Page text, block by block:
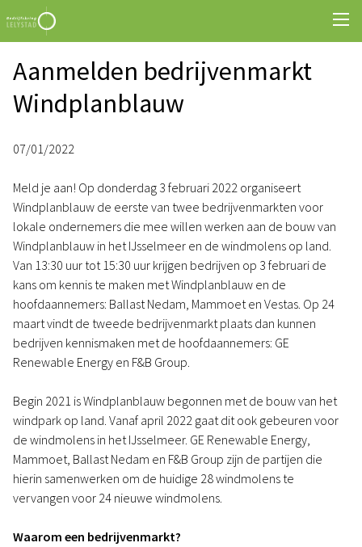
Aanmelden bedrijvenmarkt
Windplanblauw
07/01/2022
Meld je aan! Op donderdag 3 februari 2022 organiseert
Windplanblauw de eerste van twee bedrijvenmarkten voor
lokale ondernemers die mee willen werken aan de bouw van
Windplanblauw in het IJsselmeer en de windmolens op land.
Van 13:30 uur tot 15:30 uur krijgen bedrijven op 3 februari de
kans om kennis te maken met Windplanblauw en de
hoofdaannemers: Ballast Nedam, Mammoet en Vestas. Op 24
maart vindt de tweede bedrijvenmarkt plaats dan kunnen
bedrijven kennismaken met de hoofdaannemers: GE
Renewable Energy en F&B Group.
Begin 2021 is Windplanblauw begonnen met de bouw van het
windpark op land. Vanaf april 2022 gaat dit ook gebeuren voor
de windmolens in het IJsselmeer. GE Renewable Energy,
Mammoet, Ballast Nedam en F&B Group zijn de partijen die
hierin samenwerken om de huidige 28 windmolens te
vervangen voor 24 nieuwe windmolens.
Waarom een bedrijvenmarkt?